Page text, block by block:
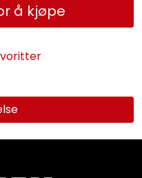
å kjøpe